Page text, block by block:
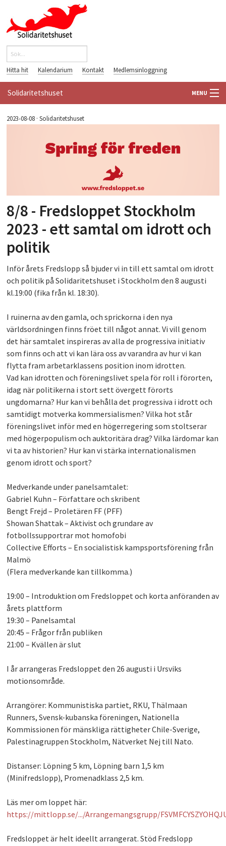
Hoppa till huvudinnehåll
Sökformulär
Hitta hit Kalendarium Kontakt Medlemsinloggning
Solidaritetshuset MENU
HEM
PÅ GÅNG
2023-08-08 ·Solidaritetshuset
8/8 - Fredsloppet Stockholm
2023 - ett samtal om idrott och
politik
Inför årets Fredslopp så bjuder vi in till ett samtal om idrott
och politik på Solidaritetshuset i Stockholm den 8 augusti
kl.19:00 (fika från kl. 18:30).
I ruinerna av den gamla, och sprickorna i den nya
världsordningen finns fröet till något annat. Vi vill genom
det här samtalet inspireras av alla de progressiva initiativ
som finns och att vi kan lära oss av varandra av hur vi kan
flytta fram arbetarklassens position inom idrotten.
Vad kan idrotten och föreningslivet spela för roll i förorten,
idag när politikerna i stort sett övergett förorts
ungdomarna? Hur kan vi behålla det progressiva i idrott och
samtidigt motverka kommersialismen? Vilka hot står
föreningslivet inför med en högerregering som stoltserar
med högerpopulism och auktoritära drag? Vilka lärdomar kan
vi ta av historien? Hur kan vi stärka internationalismen
genom idrott och sport?
Medverkande under panelsamtalet:
Gabriel Kuhn – Författare och skribent
Bengt Frejd – Proletären FF (PFF)
Showan Shattak – Aktivist och grundare av
fotbollssupportrar mot homofobi
Collective Efforts – En socialistisk kampsportsförening från
Malmö
(Flera medverkande kan tillkomma.)
19:00 – Introduktion om Fredsloppet och korta anföranden av
årets plattform
19:30 – Panelsamtal
20:45 – Frågor från publiken
21:00 – Kvällen är slut
I år arrangeras Fredsloppet den 26 augusti i Ursviks
motionsområde.
Arrangörer: Kommunistiska partiet, RKU, Thälmaan
Runners, Svensk-kubanska föreningen, Nationella
Kommissionen för mänskliga rättigheter Chile-Sverige,
Palestinagruppen Stockholm, Nätverket Nej till Nato.
Distanser: Löpning 5 km, Löpning barn 1,5 km
(Minifredslopp), Promenadklass 2,5 km.
Läs mer om loppet här:
https://mittlopp.se/.../Arrangemangsgrupp/
Fredsloppet är helt ideellt arrangerat. Stöd Fredslopp